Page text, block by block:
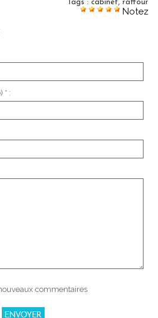
Tags : cabinet, raffour
Notez
* :
commentaires